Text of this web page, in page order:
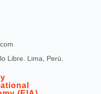
Libre. Lima, Perú.